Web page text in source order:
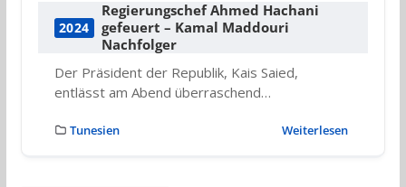
2024
Regierungschef Ahmed Hachani
gefeuert – Kamal Maddouri
Nachfolger
Der Präsident der Republik, Kais Saied,
entlässt am Abend überraschend…
Tunesien Weiterlesen